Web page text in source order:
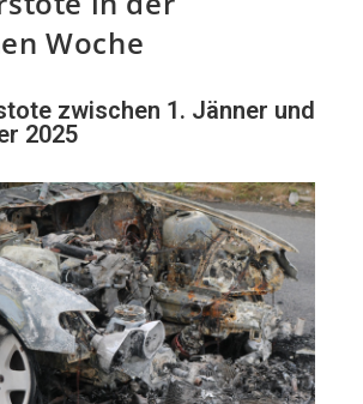
Woche
zwischen 1. Jänner und
2025